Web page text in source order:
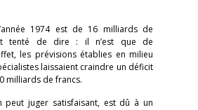
1974 est de 16 milliards de
tenté de dire : il n’est que de
les prévisions établies en milieu
laissaient craindre un déficit
milliards de francs.
peut juger satisfaisant, est dû à un